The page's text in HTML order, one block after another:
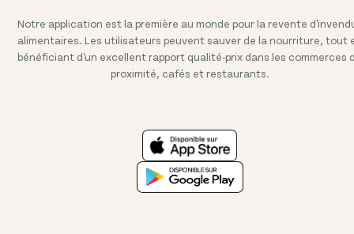
Notre application est la première au monde pour la revente
alimentaires. Les utilisateurs peuvent sauver de la nourriture, tout
bénéficiant d'un excellent rapport qualité-prix dans les commerces
proximité, cafés et restaurants.